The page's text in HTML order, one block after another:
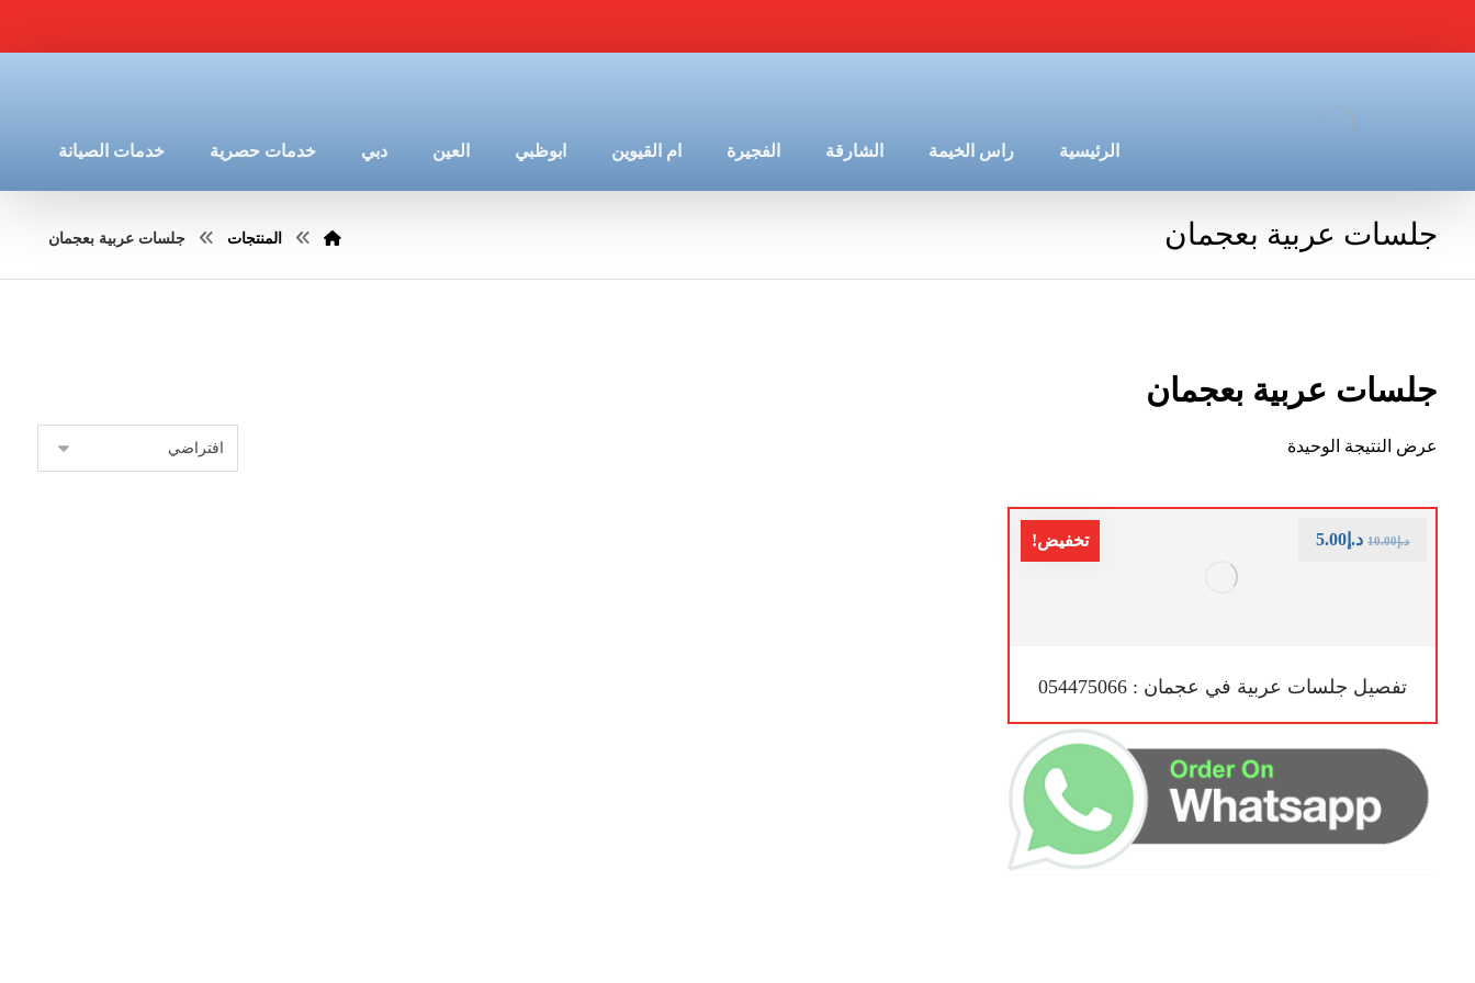
الرئيسية راس الخيمة الشارقة الفجيرة ام القيوين ابوظبي العين دبي خدمات حصرية خدمات الصيانة
جلسات عربية بعجمان المنتجات جلسات عربية بعجمان
جلسات عربية بعجمان
عرض النتيجة الوحيدة
تخفيض!
تفصيل جلسات عربية في عجمان : 054475066
د.إ10.00 د.إ 5.00